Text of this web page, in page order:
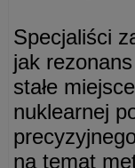
Specjaliści
jak
stałe
nuklearnej
na temat